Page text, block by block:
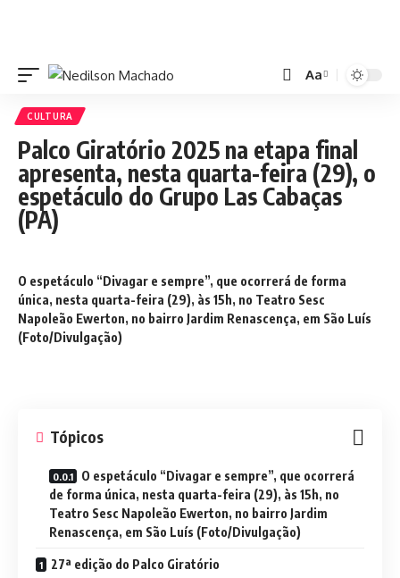
Aa
CULTURA
Palco Giratório 2025 na etapa final
apresenta, nesta quarta-feira (29), o
espetáculo do Grupo Las Cabaças
(PA)
O espetáculo “Divagar e sempre”, que ocorrerá de forma
única, nesta quarta-feira (29), às 15h, no Teatro Sesc
Napoleão Ewerton, no bairro Jardim Renascença, em São Luís
(Foto/Divulgação)
Tópicos
O espetáculo “Divagar e sempre”, que ocorrerá
de forma única, nesta quarta-feira (29), às 15h, no
Teatro Sesc Napoleão Ewerton, no bairro Jardim
Renascença, em São Luís (Foto/Divulgação)
27ª edição do Palco Giratório